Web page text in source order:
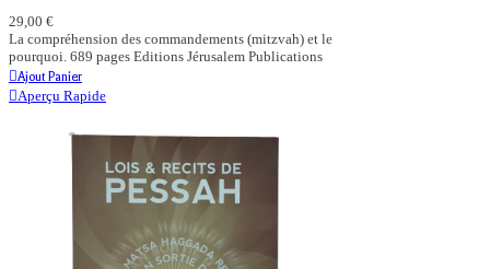
29,00 €
La compréhension des commandements (mitzvah) et le
pourquoi. 689 pages Editions Jérusalem Publications
Ajout Panier
Aperçu Rapide